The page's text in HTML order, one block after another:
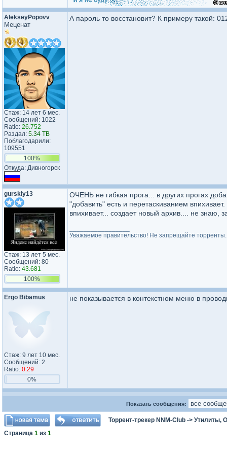
AlekseyPopovv
Меценат
Стаж: 14 лет 6 мес.
Сообщений: 1022
Ratio: 26.752
Раздал: 5.34 TB
Поблагодарили:
109551
100%
Откуда: Дивногорск
А пароль то восстановит? К примеру такой:
gurskiy13
Стаж: 13 лет 5 мес.
Сообщений: 80
Ratio: 43.681
100%
ОЧЕНЬ не гибкая прога... в других прогах
"добавить" есть и перетаскиванием
впихивает... создает новый архив.... не знаю,
Уважаемое правительство! Не запрещайте
Ergo Bibamus
Стаж: 9 лет 10 мес.
Сообщений: 2
Ratio: 0.29
0%
не показывается в контекстном меню в
Показать сообщения:
Торрент-трекер NNM-Club -> Утилиты,
Страница 1 из 1